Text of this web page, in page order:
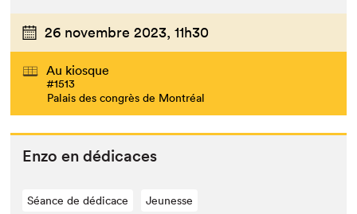
26 novembre 2023, 11h30
Au kiosque
#1513
Palais des congrès de Montréal
Enzo en dédicaces
Séance de dédicace Jeunesse